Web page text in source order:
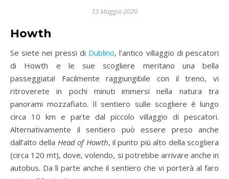
13 Maggio 2020
Howth
Se siete nei pressi di Dublino, l’antico villaggio di pescatori
di Howth e le sue scogliere meritano una bella
passeggiata! Facilmente raggiungibile con il treno, vi
ritroverete in pochi minuti immersi nella natura tra
panorami mozzafiato. Il sentiero sulle scogliere è lungo
circa 10 km e parte dal piccolo villaggio di pescatori.
Alternativamente il sentiero può essere preso anche
dall’alto della Head of Howth, il punto più alto della scogliera
(circa 120 mt), dove, volendo, si potrebbe arrivare anche in
autobus. Da lì parte anche il sentiero che vi porterà al faro